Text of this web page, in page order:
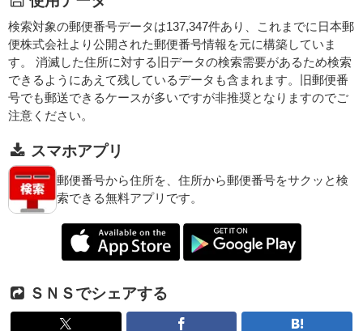
検索対象の郵便番号データは137,347件あり、これまでに日本郵
便株式会社より公開された郵便番号情報を元に構築していま
す。 消滅した住所に対する旧データの検索需要があるため検索
できるようにあえて残しているデータも含まれます。旧郵便番
号でも郵送できるケースが多いですが非推奨となりますのでご
注意ください。
スマホアプリ
郵便番号から住所を、住所から郵便番号をサクッと検
索できる無料アプリです。
ＳＮＳでシェアする